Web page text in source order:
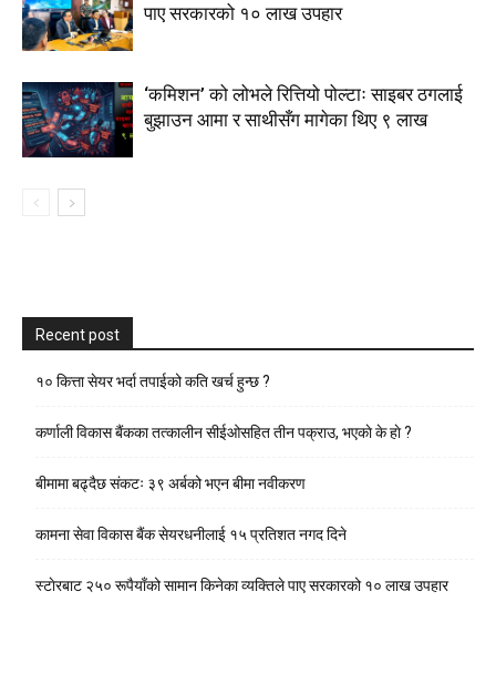
पाए सरकारको १० लाख उपहार
‘कमिशन’ को लोभले रित्तियो पोल्टाः साइबर ठगलाई
बुझाउन आमा र साथीसँग मागेका थिए ९ लाख
Recent post
१० कित्ता सेयर भर्दा तपाईको कति खर्च हुन्छ ?
कर्णाली विकास बैंकका तत्कालीन सीईओसहित तीन पक्राउ, भएकाे के हाे ?
बीमामा बढ्दैछ संकटः ३९ अर्बको भएन बीमा नवीकरण
कामना सेवा विकास बैंक सेयरधनीलाई १५ प्रतिशत नगद दिने
स्टाेरबाट २५० रूपैयाँको सामान किनेका व्यक्तिले पाए सरकारको १० लाख उपहार